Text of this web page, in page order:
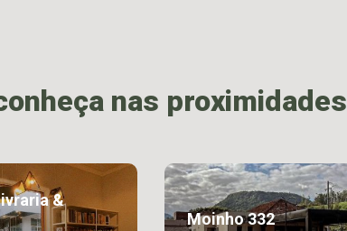
nas proximidades
&
Moinho 332